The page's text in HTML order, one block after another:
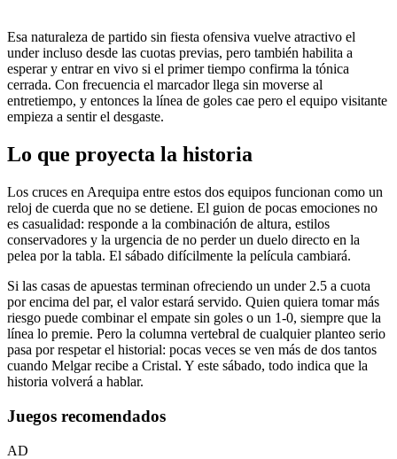
Esa naturaleza de partido sin fiesta ofensiva vuelve atractivo el
under incluso desde las cuotas previas, pero también habilita a
esperar y entrar en vivo si el primer tiempo confirma la tónica
cerrada. Con frecuencia el marcador llega sin moverse al
entretiempo, y entonces la línea de goles cae pero el equipo visitante
empieza a sentir el desgaste.
Lo que proyecta la historia
Los cruces en Arequipa entre estos dos equipos funcionan como un
reloj de cuerda que no se detiene. El guion de pocas emociones no
es casualidad: responde a la combinación de altura, estilos
conservadores y la urgencia de no perder un duelo directo en la
pelea por la tabla. El sábado difícilmente la película cambiará.
Si las casas de apuestas terminan ofreciendo un under 2.5 a cuota
por encima del par, el valor estará servido. Quien quiera tomar más
riesgo puede combinar el empate sin goles o un 1-0, siempre que la
línea lo premie. Pero la columna vertebral de cualquier planteo serio
pasa por respetar el historial: pocas veces se ven más de dos tantos
cuando Melgar recibe a Cristal. Y este sábado, todo indica que la
historia volverá a hablar.
Juegos recomendados
AD